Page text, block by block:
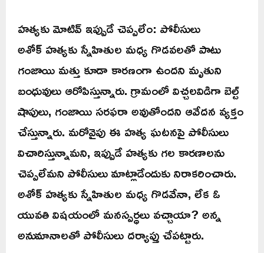
హత్యకు మోటివ్‌ ఇప్పుడే చెప్పలేం: పోలీసులు
అశోక్‌ హత్యకు స్నేహితుల మధ్య గొడవలతో పాటు
గంజాయి మత్తు కూడా కారణంగా ఉందని మృతుని
బంధువులు ఆరోపిస్తున్నారు. గ్రామంలో విచ్చలవిడిగా బెల్ట్‌
షాపులు, గంజాయి సరఫరా అవుతోందని ఆవేదన వ్యక్తం
చేస్తున్నారు. మరోవైపు ఈ హత్య ఘటనపై పోలీసులు
విచారిస్తున్నామని, ఇప్పుడే హత్యకు గల కారణాలను
చెప్పలేమని పోలీసులు మాట్లాడేందుకు నిరాకరించారు.
అశోక్‌ హత్యకు స్నేహితుల మధ్య గొడవేనా, లేక ఓ
యువతి విషయంలో మనస్పర్ధలు వచ్చాయా? అన్న
అనుమానాలతో పోలీసులు దర్యాప్తు చేపట్టారు.